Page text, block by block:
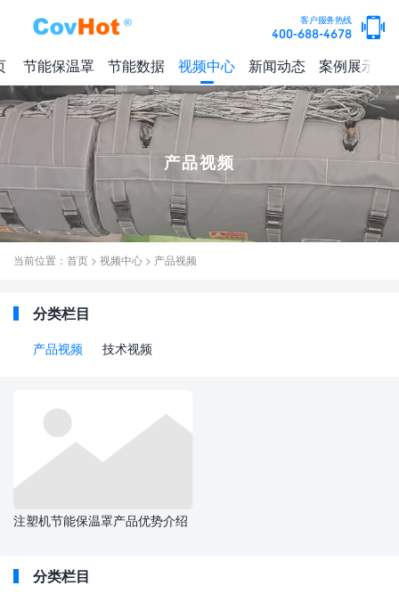
客户服务热线
400-688-4678
节能保温罩 节能数据 视频中心 新闻动态 案例展示
产品视频
当前位置： 首页 > 视频中心 > 产品视频
分类栏目
产品视频 技术视频
注塑机节能保温罩产品优势介绍
分类栏目